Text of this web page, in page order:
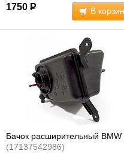
1750 Р В
Бачок расширительный BMW
(17137542986)